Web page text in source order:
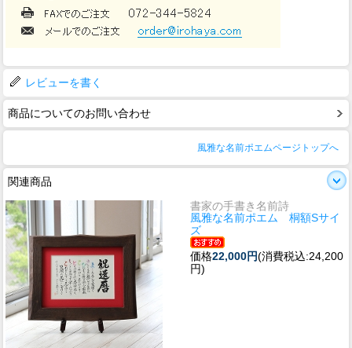
レビューを書く
商品についてのお問い合わせ
風雅な名前ポエムページトップへ
関連商品
書家の手書き名前詩
風雅な名前ポエム 桐額Sサイ
ズ
価格22,000円(消費税込:24,200
円)